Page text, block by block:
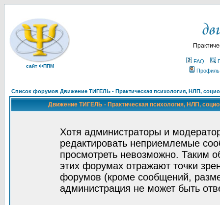
сайт ФППМ
FAQ
Профиль
Список форумов Движение ТИГЕЛЬ - Практическая психология, НЛП,
Движение ТИГЕЛЬ - Практическая психология, НЛП,
Хотя администраторы и
редактировать неприемлемые
просмотреть невозможно. Таким
этих форумах отражают точки
форумов (кроме сообщений,
администрация не может быть